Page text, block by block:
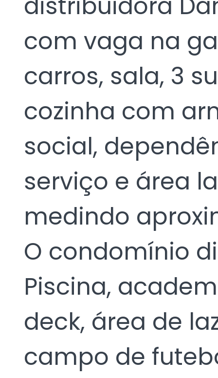
com vaga na
carros, sala, 3
cozinha com
social,
serviço e área
medindo
O condomínio
Piscina,
deck, área de
campo de